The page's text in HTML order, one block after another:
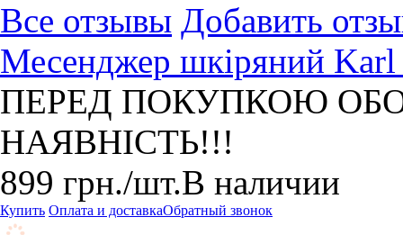
Все отзывы Добавить
Месенджер шкіряний Karl
ПЕРЕД ПОКУПКОЮ
НАЯВНІСТЬ!!!
899 грн./шт.В наличии
Купить Оплата и доставкаОбратный звонок